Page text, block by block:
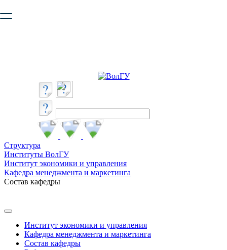
безопасную работу с сайтом. Пожалуйста
Структура
Институты ВолГУ
Институт экономики и управления
Кафедра менеджмента и маркетинга
Состав кафедры
Институт экономики и управления
Кафедра менеджмента и маркетинга
Состав кафедры